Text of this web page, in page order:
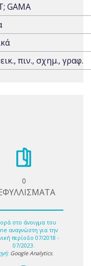
GAMA
πιν., σχημ., γραφ.
0
στο άνοιγμα του
αναγνώστη για την
περίοδο 07/2018 -
07/2023.
Google Analytics.